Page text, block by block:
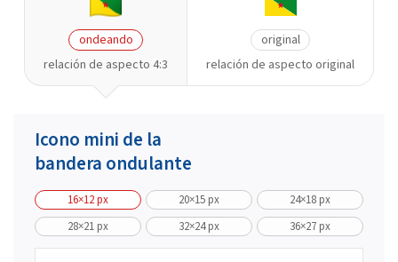
ondeando
relación de aspecto 4:3
original
relación de aspecto original
Icono mini de la
bandera ondulante
16×12 px 20×15 px
24×18 px
28×21 px
32×24 px 36×27 px